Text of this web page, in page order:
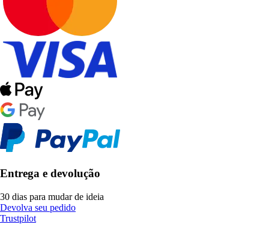
Entrega e devolução
30 dias para mudar de ideia
Devolva seu pedido
Trustpilot